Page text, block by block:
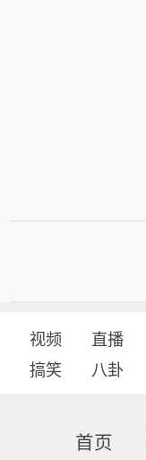
视频 直播
搞笑
八卦
首页